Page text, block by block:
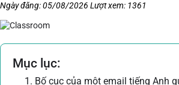
Ngày đăng: 05/08/2026 Lượt xem: 1361
Mục lục:
1. Bố cục của một email tiếng Anh